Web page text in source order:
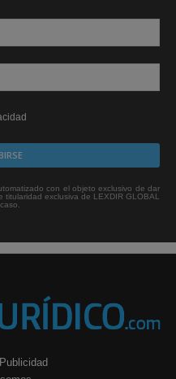
con el objeto exclusivo de dar
exclusiva de LEXDIR GLOBAL